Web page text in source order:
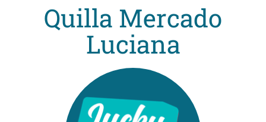
Quilla Mercado
Luciana